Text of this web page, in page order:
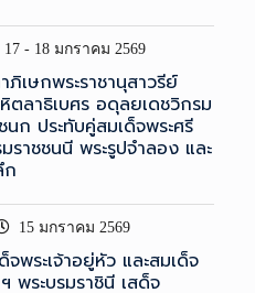
17 - 18 มกราคม 2569
เษกพระราชานุสาวรีย์
ตลาธิเบศร อดุลยเดชวิกรม
นก ประทับคู่สมเด็จพระศรี
ราชชนนี พระรูปจำลอง และ
ก
15 มกราคม 2569
จพระเจ้าอยู่หัว และสมเด็จ
พระบรมราชินี เสด็จ